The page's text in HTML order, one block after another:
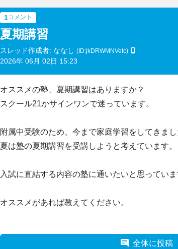
1コメント
夏期講習
スレッド作成者: ななし (ID:jkDRWMNVetc)
2026年 06月 02日 15:23
オススメの塾、夏期講習はありますか？
スクール21かサインワンで迷っています。
附属中受験のため、今まで家庭学習をしてきまし
夏は塾の夏期講習を受講しようと考えています。
入試に直結する内容の塾に通いたいと思っていま
オススメがあれば教えてください。
全体に投稿